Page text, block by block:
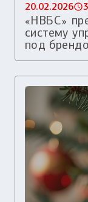
20.02.2026
«НВБС»
систему
под